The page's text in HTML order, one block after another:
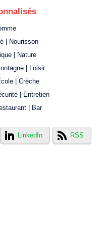
| Nourisson
| Nature
| Loisir
| Crèche
| Entretien
| Bar
LinkedIn RSS